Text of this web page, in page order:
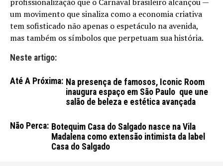
um movimento que sinaliza como a economia criativa
tem sofisticado não apenas o espetáculo na avenida,
mas também os símbolos que perpetuam sua história.
Neste artigo:
Até A Próxima: Na presença de famosos, Iconic Room
inaugura espaço em São Paulo que une
salão de beleza e estética avançada
Não Perca: Botequim Casa do Salgado nasce na Vila
Madalena como extensão intimista da label
Casa do Salgado